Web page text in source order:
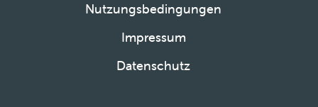
Nutzungsbedingungen
Impressum
Datenschutz